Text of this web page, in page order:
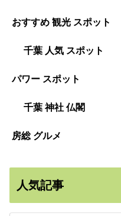
おすすめ 観光 スポット
千葉 人気 スポット
パワー スポット
千葉 神社 仏閣
房総 グルメ
人気記事